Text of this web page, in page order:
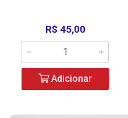
R$ 45,00
Adicionar